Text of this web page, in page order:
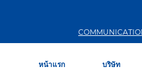
หน้าแรก บริษัท